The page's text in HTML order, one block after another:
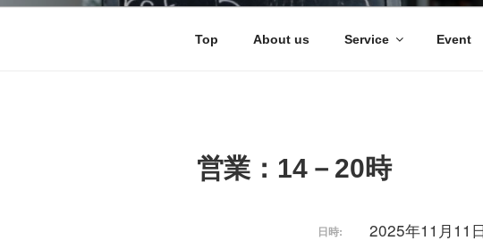
Top About us Service Event
営業：14－20時
日時: 2025年11月11